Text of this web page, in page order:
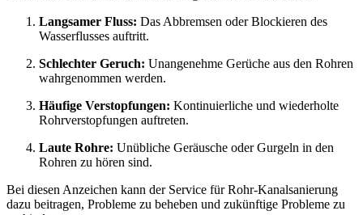
Langsamer Fluss: Das Abbremsen oder Blockieren des
Wasserflusses auftritt.
Schlechter Geruch: Unangenehme Gerüche aus den Rohren
wahrgenommen werden.
Häufige Verstopfungen: Kontinuierliche und wiederholte
Rohrverstopfungen auftreten.
Laute Rohre: Unübliche Geräusche oder Gurgeln in den
Rohren zu hören sind.
Bei diesen Anzeichen kann der Service für Rohr-Kanalsanierung
dazu beitragen, Probleme zu beheben und zukünftige Probleme zu